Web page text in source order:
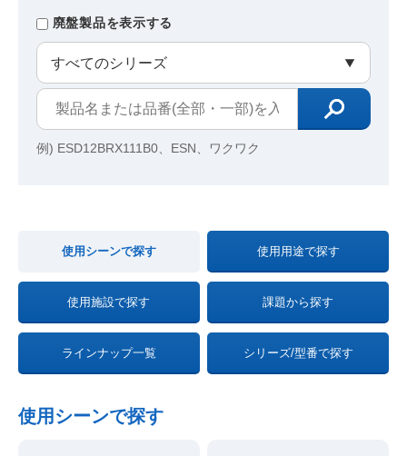
廃盤製品を表示する
例) ESD12BRX111B0、ESN、ワクワク
使用シーンで探す 使用用途で探す
使用施設で探す 課題から探す
ラインナップ一覧 シリーズ/型番で探す
使用シーンで探す